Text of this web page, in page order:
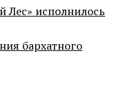
Лес» исполнилось
бархатного